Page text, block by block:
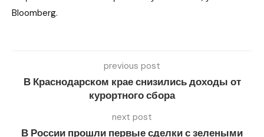
Bloomberg.
previous post
В Краснодарском крае снизились доходы от
курортного сбора
next post
В России прошли первые сделки с зелеными